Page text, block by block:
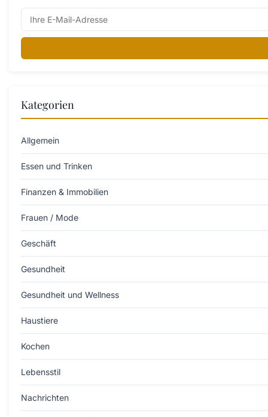
Kategorien
Allgemein
Essen und Trinken
Finanzen & Immobilien
Frauen / Mode
Geschäft
Gesundheit
Gesundheit und Wellness
Haustiere
Kochen
Lebensstil
Nachrichten